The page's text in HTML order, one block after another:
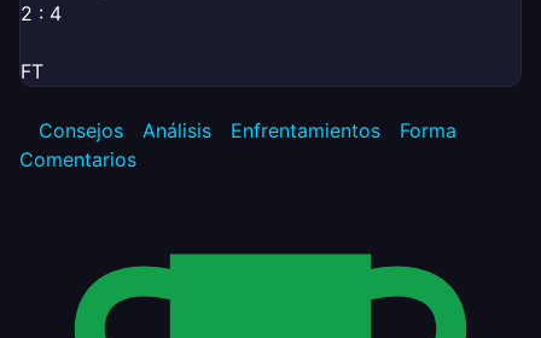
2 : 4
FT
Consejos Análisis Enfrentamientos
Forma
Comentarios